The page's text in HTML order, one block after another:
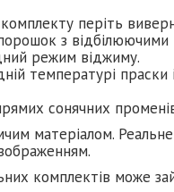
періть
з відбілюючими
режим віджиму.
температурі
сонячних
матеріалом.
комплектів може